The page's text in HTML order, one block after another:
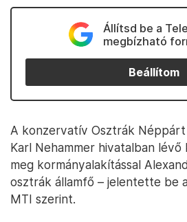
Állítsd be a
megbízható
Beállítom
A konzervatív Osztrák
Karl Nehammer hivatalban
meg kormányalakítással
osztrák államfő – jelentette be
MTI szerint.